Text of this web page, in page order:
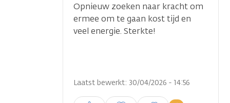
Opnieuw zoeken naar kracht om
ermee om te gaan kost tijd en
veel energie. Sterkte!
Laatst bewerkt: 30/04/2026 - 14:56